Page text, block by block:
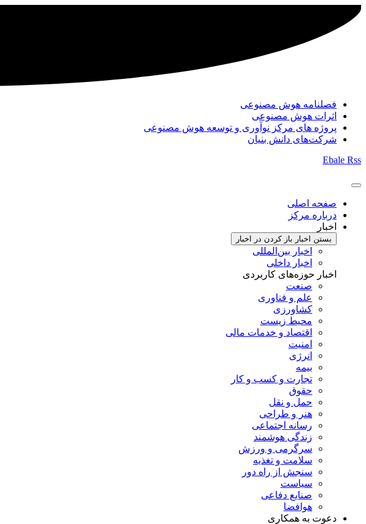
فصلنامه هوش مصنوعی
اثرات هوش مصنوعی
پروژه های مرکز نوآوری و توسعه هوش مصنوعی
شرکت‌های دانش بنیان
Ebale Rss
صفحه اصلی
درباره مرکز
اخبار
بستن اخبار باز کردن در اخبار
اخبار بین‌المللی
اخبار داخلی
اخبار حوزه‌های کاربردی
صنعت
علم و فناوری
کشاورزی
محیط زیست
اقتصاد و خدمات مالی
امنیت
انرژی
بیمه
تجارت و کسب و کار
حقوق
حمل و نقل
هنر و طراحی
رسانه اجتماعی
زندگی هوشمند
سرگرمی و ورزش
سلامت و تغذیه
سنجش از راه دور
سیاست
صنایع دفاعی
هوافضا
دعوت به همکاری